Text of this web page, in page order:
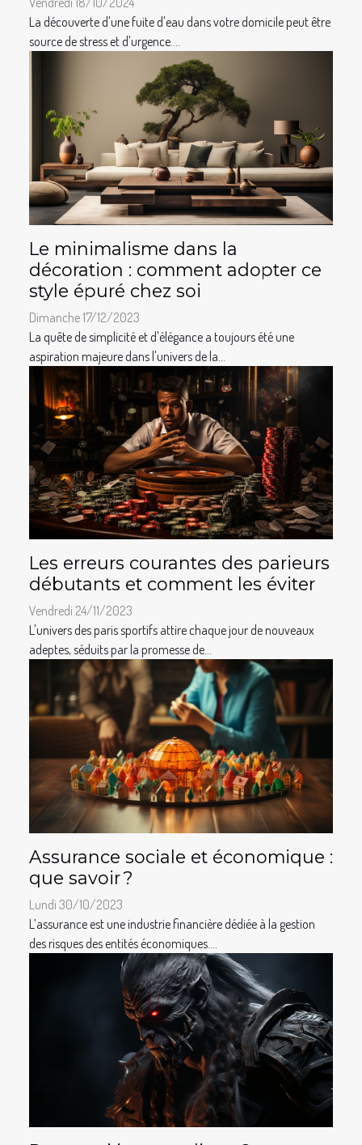
La découverte d'une fuite d'eau dans votre domicile peut être
source de stress et d'urgence....
Le minimalisme dans la
décoration : comment adopter ce
style épuré chez soi
Dimanche 17/12/2023
La quête de simplicité et d'élégance a toujours été une
aspiration majeure dans l'univers de la...
Les erreurs courantes des parieurs
débutants et comment les éviter
Vendredi 24/11/2023
L'univers des paris sportifs attire chaque jour de nouveaux
adeptes, séduits par la promesse de...
Assurance sociale et économique :
que savoir ?
Lundi 30/10/2023
L’assurance est une industrie financière dédiée à la gestion
des risques des entités économiques....